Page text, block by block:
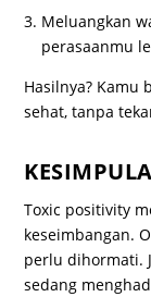
Meluangkan
perasaanmu
Hasilnya? Kamu
sehat, tanpa
Toxic positivity
keseimbangan.
perlu dihormati.
sedang